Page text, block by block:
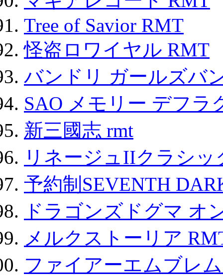
Tree of Savior RMT
怪盗ロワイヤル RMT
バンドリ ガールズバ
SAO メモリー デフラ
新三國志 rmt
リネージュIIクラシ
予約制SEVENTH
ドラゴンズドグマ オ
メルクストーリア
ファイアーエムブレ